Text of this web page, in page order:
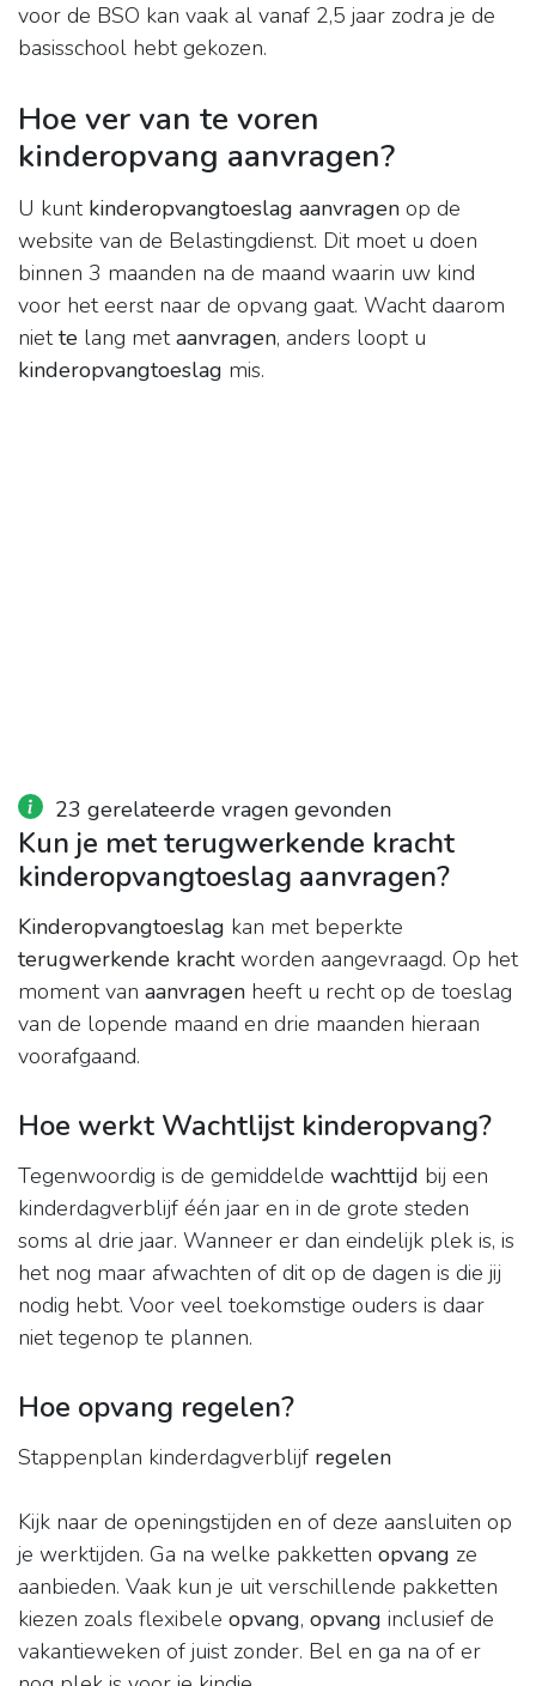
voor de BSO kan vaak al vanaf 2,5 jaar zodra je de
basisschool hebt gekozen.
Hoe ver van te voren
kinderopvang aanvragen?
U kunt kinderopvangtoeslag aanvragen op de
website van de Belastingdienst. Dit moet u doen
binnen 3 maanden na de maand waarin uw kind
voor het eerst naar de opvang gaat. Wacht daarom
niette lang metaanvragen, anders loopt u
kinderopvangtoeslag mis.
23 gerelateerde vragen gevonden
Kun je met terugwerkende kracht
kinderopvangtoeslag aanvragen?
Kinderopvangtoeslag kan met beperkte
terugwerkende krachtworden aangevraagd. Op het
moment van aanvragen heeft u recht op de toeslag
van de lopende maand en drie maanden hieraan
voorafgaand.
Hoe werkt Wachtlijst kinderopvang?
Tegenwoordig is de gemiddelde wachttijd bij een
kinderdagverblijf één jaar en in de grote steden
soms al drie jaar. Wanneer er dan eindelijk plek is, is
het nog maar afwachten of dit op de dagen is die jij
nodig hebt. Voor veel toekomstige ouders is daar
niet tegenop te plannen.
Hoe opvang regelen?
Stappenplan kinderdagverblijf regelen
Kijk naar de openingstijden en of deze aansluiten op
je werktijden. Ga na welke pakketten opvang ze
aanbieden. Vaak kun je uit verschillende pakketten
kiezen zoals flexibele opvang, opvang inclusief de
vakantieweken of juist zonder. Bel en ga na of er